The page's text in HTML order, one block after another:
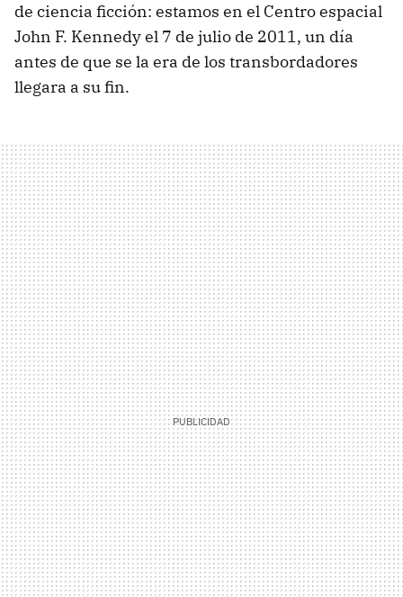
de ciencia ficción: estamos en el Centro espacial
John F. Kennedy el 7 de julio de 2011, un día
antes de que se la era de los transbordadores
llegara a su fin.